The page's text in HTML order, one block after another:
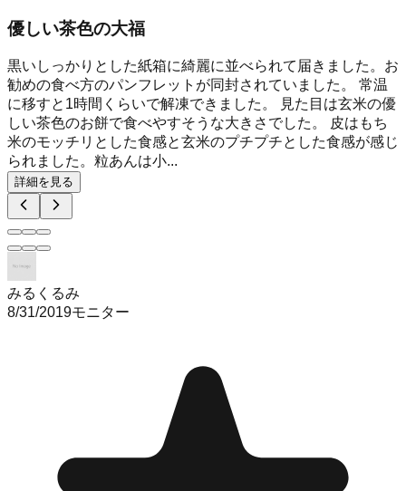
優しい茶色の大福
黒いしっかりとした紙箱に綺麗に並べられて届きました。お
勧めの食べ方のパンフレットが同封されていました。 常温
に移すと1時間くらいで解凍できました。 見た目は玄米の優
しい茶色のお餅で食べやすそうな大きさでした。 皮はもち
米のモッチリとした食感と玄米のプチプチとした食感が感じ
られました。粒あんは小...
詳細を見る
みるくるみ
8/31/2019モニター